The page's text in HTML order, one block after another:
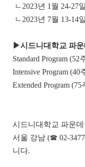
ㄴ2023년 1월 24-27일
ㄴ2023년 7월 13-14일
▶시드니대학교 파
Standard Program
Intensive Program
Extended Program
시드니대학교 파운
서울 강남 (☎ 02-
니다.